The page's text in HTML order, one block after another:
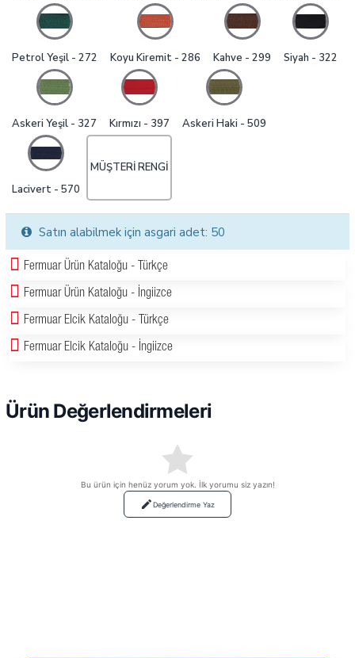
Petrol Yeşil - 272 Koyu Kiremit - 286 Kahve - 299 Siyah - 322
Askeri Yeşil - 327 Kırmızı - 397 Askeri Haki - 509
Lacivert - 570
MÜŞTERI RENGI
Satın alabilmek için asgari adet: 50
Fermuar Ürün Kataloğu - Türkçe
Fermuar Ürün Kataloğu - İngiizce
Fermuar Elcik Kataloğu - Türkçe
Fermuar Elcik Kataloğu - İngiizce
Ürün Değerlendirmeleri
Bu ürün için henüz yorum yok. İlk yorumu siz yazın!
Değerlendirme Yaz